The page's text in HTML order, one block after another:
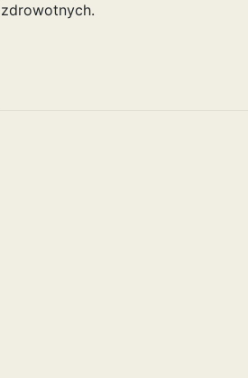
zdrowotnych.